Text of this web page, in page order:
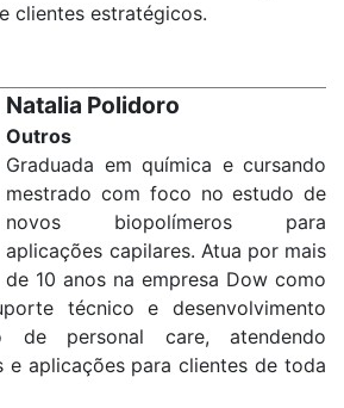
clientes estratégicos.
Natalia Polidoro
Outros
Graduada em química e cursando
mestrado com foco no estudo de
novos biopolímeros para
aplicações capilares. Atua por mais
de 10 anos na empresa Dow como
técnico e desenvolvimento
de personal care, atendendo
e aplicações para clientes de toda